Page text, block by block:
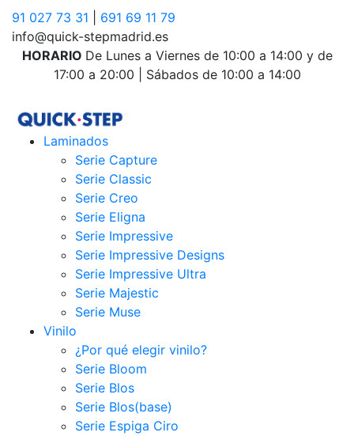
91 027 73 31
691 69 11 79
info@quick-stepmadrid.es
HORARIO De Lunes a Viernes de 10:00 a 14:00 y de
17:00 a 20:00 | Sábados de 10:00 a 14:00
Laminados
Serie Capture
Serie Classic
Serie Creo
Serie Eligna
Serie Impressive
Serie Impressive Designs
Serie Impressive Ultra
Serie Majestic
Serie Muse
Vinilo
¿Por qué elegir vinilo?
Serie Bloom
Serie Blos
Serie Blos(base)
Serie Espiga Ciro